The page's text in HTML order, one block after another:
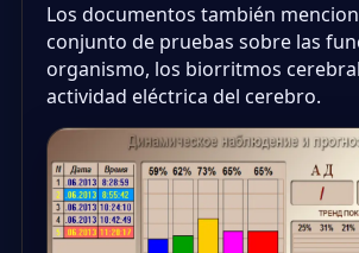
Los documentos también
conjunto de pruebas sobre las
organismo, los biorritmos
actividad eléctrica del cerebro.